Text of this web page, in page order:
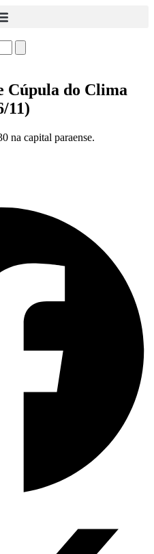
Cúpula do Clima
11)
na capital paraense.